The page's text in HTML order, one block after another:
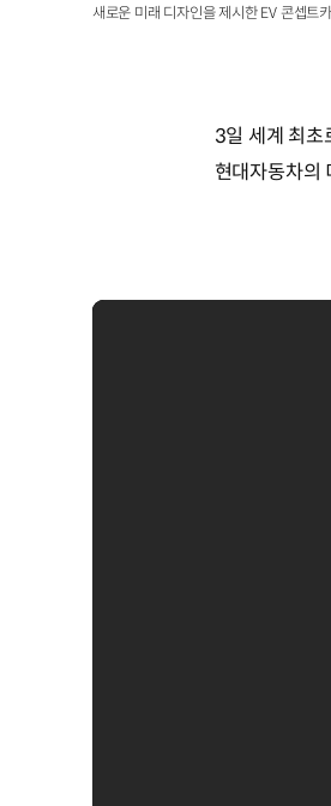
새로운 미래 디자인을 제시한 EV 콘셉트
3일 세계 최초
현대자동차의